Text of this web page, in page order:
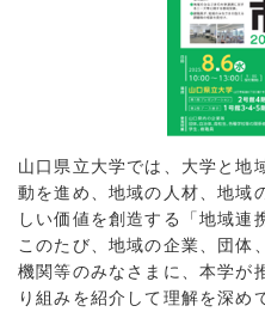
山口県立大学では、大学と地
動を進め、地域の人材、地域
しい価値を創造する「地域連
このたび、地域の企業、団体
機関等のみなさまに、本学が
り組みを紹介して理解を深め